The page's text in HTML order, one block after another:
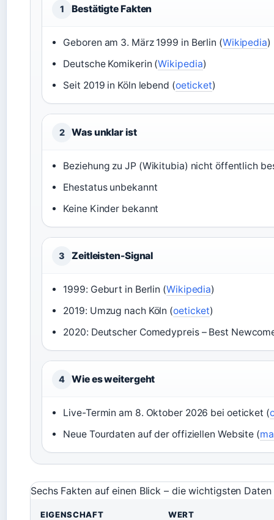
1 Bestätigte Fakten
Geboren am 3. März 1999 in Berlin (Wikipedia)
Deutsche Komikerin (Wikipedia)
Seit 2019 in Köln lebend (oeticket)
2 Was unklar ist
Beziehung zu JP (Wikitubia) nicht öffentlich
Ehestatus unbekannt
Keine Kinder bekannt
3 Zeitleisten-Signal
1999: Geburt in Berlin (Wikipedia)
2019: Umzug nach Köln (oeticket)
2020: Deutscher Comedypreis – Best
4 Wie es weitergeht
Live-Termin am 8. Oktober 2026 bei oeticket (
Neue Tourdaten auf der offiziellen Website (
Sechs Fakten auf einen Blick – die wichtigsten
EIGENSCHAFT WERT